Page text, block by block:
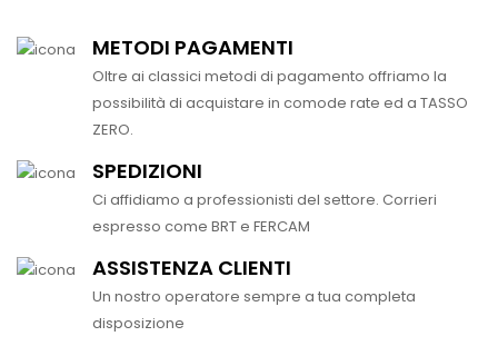
METODI PAGAMENTI
Oltre ai classici metodi di pagamento offriamo la
possibilità di acquistare in comode rate ed a TASSO
ZERO.
SPEDIZIONI
Ci affidiamo a professionisti del settore. Corrieri
espresso come BRT e FERCAM
ASSISTENZA CLIENTI
Un nostro operatore sempre a tua completa
disposizione